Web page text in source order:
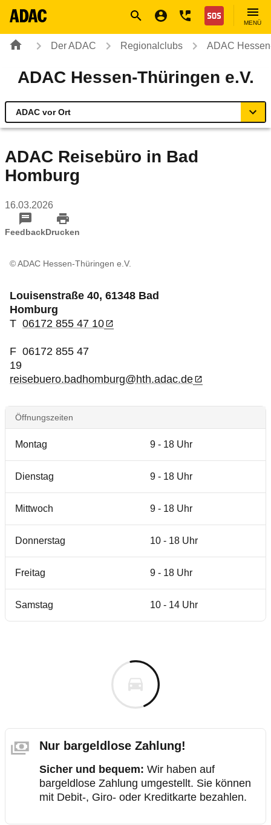
Nothilfe
MENÜ
Der ADAC Regionalclubs ADAC
ADAC Hessen-Thüringen e.V.
ADAC vor Ort
ADAC vor Ort
Reisen & Freizeit
Motorsport & Ortsclubs
ADAC Reisebüro in Bad
Homburg
16.03.2026
FeedbackDrucken
© ADAC Hessen-Thüringen e.V.
Louisenstraße 40, 61348 Bad
Homburg
T 06172 855 47 10
F 06172 855 47
19
reisebuero.badhomburg@hth.adac.de
Öffnungszeiten
Montag 9 - 18 Uhr
Dienstag 9 - 18 Uhr
Mittwoch 9 - 18 Uhr
Donnerstag 10 - 18 Uhr
Freitag 9 - 18 Uhr
Samstag 10 - 14 Uhr
Nur bargeldlose Zahlung!
Sicher und bequem: Wir haben auf
bargeldlose Zahlung umgestellt. Sie können
mit Debit-, Giro- oder Kreditkarte bezahlen.